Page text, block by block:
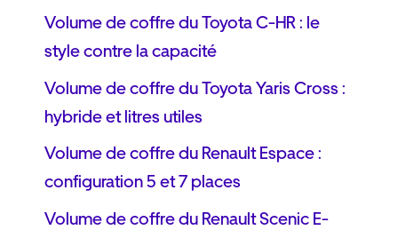
Volume de coffre du Toyota C-HR : le
style contre la capacité
Volume de coffre du Toyota Yaris Cross :
hybride et litres utiles
Volume de coffre du Renault Espace :
configuration 5 et 7 places
Volume de coffre du Renault Scenic E-